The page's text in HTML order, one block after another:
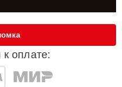
оплате: